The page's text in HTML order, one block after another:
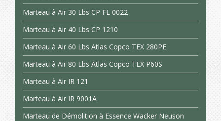
Marteau à Air 30 Lbs CP FL 0022
Marteau à Air 40 Lbs CP 1210
Marteau à Air 60 Lbs Atlas Copco TEX 280PE
Marteau à Air 80 Lbs Atlas Copco TEX P60S
Marteau à Air IR 121
Marteau à Air IR 9001A
Marteau de Démolition à Essence Wacker Neuson